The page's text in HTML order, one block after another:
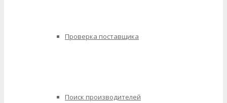
Проверка поставщика
Поиск производителей